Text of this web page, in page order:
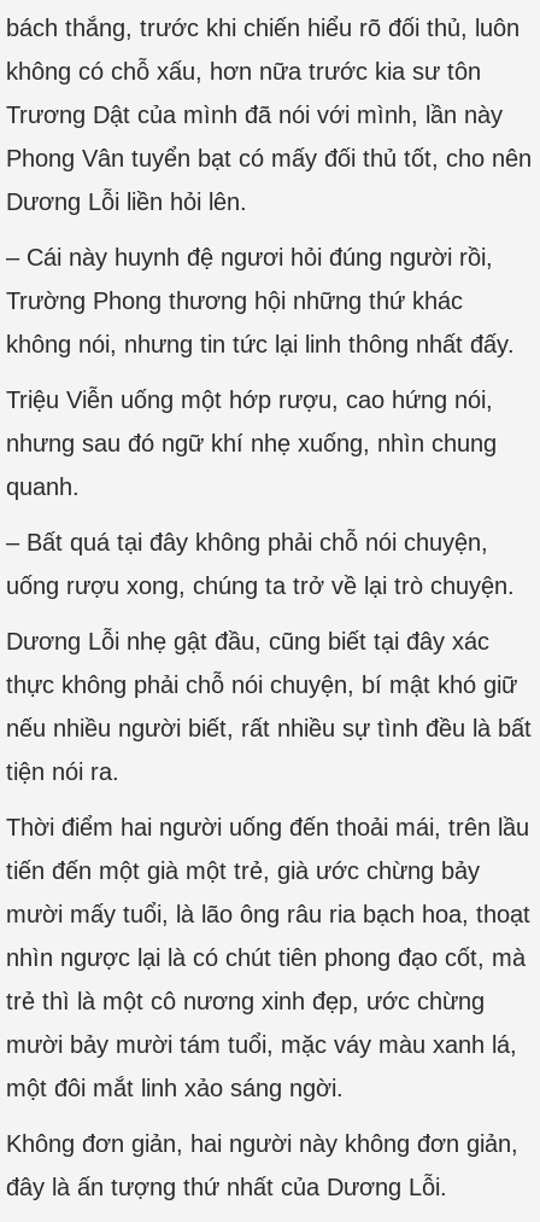
bách thắng, trước khi chiến hiểu rõ đối thủ, luôn
không có chỗ xấu, hơn nữa trước kia sư tôn
Trương Dật của mình đã nói với mình, lần này
Phong Vân tuyển bạt có mấy đối thủ tốt, cho nên
Dương Lỗi liền hỏi lên.
– Cái này huynh đệ ngươi hỏi đúng người rồi,
Trường Phong thương hội những thứ khác
không nói, nhưng tin tức lại linh thông nhất đấy.
Triệu Viễn uống một hớp rượu, cao hứng nói,
nhưng sau đó ngữ khí nhẹ xuống, nhìn chung
quanh.
– Bất quá tại đây không phải chỗ nói chuyện,
uống rượu xong, chúng ta trở về lại trò chuyện.
Dương Lỗi nhẹ gật đầu, cũng biết tại đây xác
thực không phải chỗ nói chuyện, bí mật khó giữ
nếu nhiều người biết, rất nhiều sự tình đều là bất
tiện nói ra.
Thời điểm hai người uống đến thoải mái, trên lầu
tiến đến một già một trẻ, già ước chừng bảy
mười mấy tuổi, là lão ông râu ria bạch hoa, thoạt
nhìn ngược lại là có chút tiên phong đạo cốt, mà
trẻ thì là một cô nương xinh đẹp, ước chừng
mười bảy mười tám tuổi, mặc váy màu xanh lá,
một đôi mắt linh xảo sáng ngời.
Không đơn giản, hai người này không đơn giản,
đây là ấn tượng thứ nhất của Dương Lỗi.